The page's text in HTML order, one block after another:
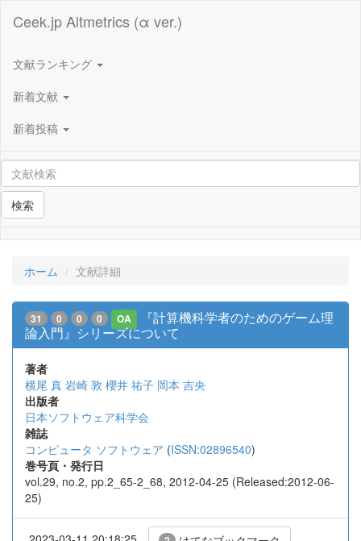
Ceek.jp Altmetrics (α ver.)
文献ランキング
新着文献
新着投稿
検索
ホーム 文献詳細
31 0 0 0 OA
『計算機科学者のためのゲーム理
論入門』シリーズについて
著者
横尾 真 岩崎 敦 櫻井 祐子 岡本 吉央
出版者
日本ソフトウェア科学会
雑誌
コンピュータ ソフトウェア (ISSN:02896540)
巻号頁・発行日
vol.29, no.2, pp.2_65-2_68, 2012-04-25 (Released:2012-06-
25)